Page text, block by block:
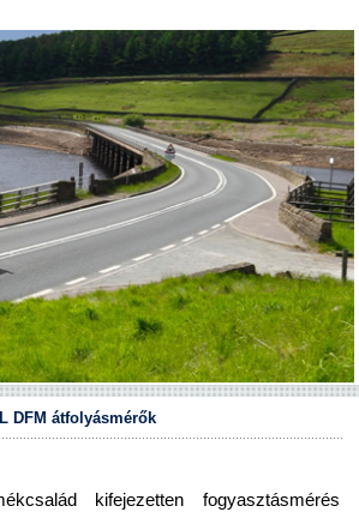
DFM átfolyásmérők
kifejezetten fogyasztásmérés